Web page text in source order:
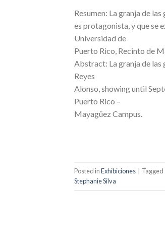
Resumen: La granja de
es protagonista, y que se
Universidad de
Puerto Rico, Recinto de
Abstract: La granja de
Reyes
Alonso, showing until
Puerto Rico –
Mayagüez Campus.
Posted inExhibiciones Tagged
Stephanie Silva